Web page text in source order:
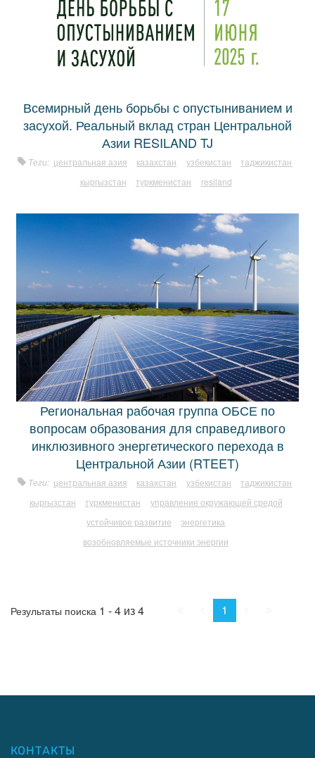
Всемирный день борьбы с опустыниванием и
засухой. Реальный вклад стран Центральной
Азии RESILAND TJ
Теги: центральная азия казахстан узбекистан
таджикистан
кыргызстан
туркменистан resiland
Региональная рабочая группа ОБСЕ по
вопросам образования для справедливого
инклюзивного энергетического перехода в
Центральной Азии (RTEET)
Теги: центральная азия казахстан узбекистан
таджикистан
кыргызстан
туркменистан
управление окружающей средой
устойчивое развитие
энергетика
возобновляемые источники энергии
Результаты поиска 1 - 4 из 4 Пред.
1
КОНТАКТЫ